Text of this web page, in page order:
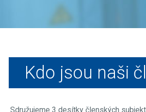
Kdo jsou naši
Sdružujeme 3 desítky členských